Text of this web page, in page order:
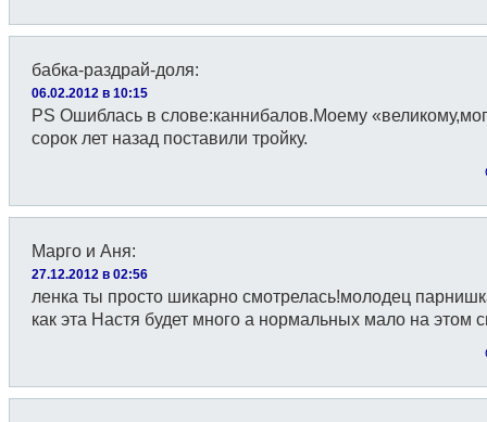
бабка-раздрай-доля:
06.02.2012 в 10:15
PS Ошиблась в слове:каннибалов.Моему
сорок лет назад поставили тройку.
Марго и Аня:
27.12.2012 в 02:56
ленка ты просто шикарно смотрелась!молодец
как эта Настя будет много а нормальных мало на этом